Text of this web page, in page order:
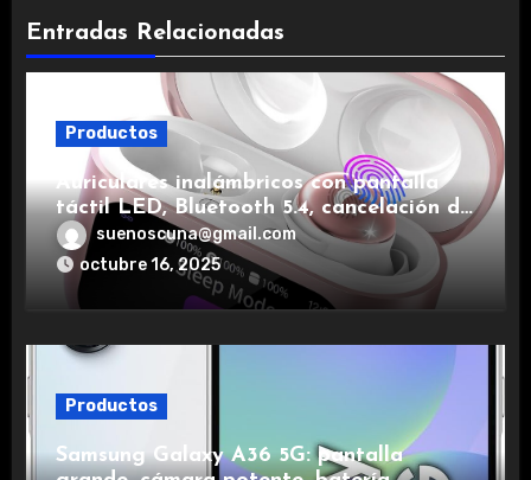
Entradas Relacionadas
Productos
Auriculares inalámbricos con pantalla
táctil LED, Bluetooth 5.4, cancelación de
ruido, impermeables y de larga duración.
suenoscuna@gmail.com
octubre 16, 2025
Productos
Samsung Galaxy A36 5G: pantalla